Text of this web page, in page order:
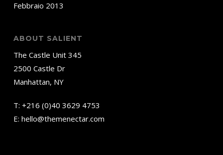
Febbraio 2013
ABOUT SALIENT
The Castle Unit 345
2500 Castle Dr
Manhattan, NY
T: +216 (0)40 3629 4753
E: hello@themenectar.com